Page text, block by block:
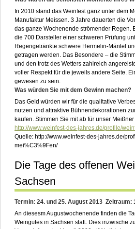
In 2010 stand das Weinfest ganz unter dem
Manufaktur Meissen. 3 Jahre dauerten die
das ganze Wochenende strömender Regen.
die 700 Darsteller einer schweren Prüfung
Regengetränkte schwere Hermelin-Mäntel
getragen werden. Das Besondere – die
und den trotz des Wetters zahlreich
voller Respekt für die jeweils andere Seite.
gewesen zu sein.
Was würden Sie mit dem Gewinn machen?
Das Geld würden wir für die qualitative
nutzen und attraktive Bühnendekorationen
kaufen. Stimmen Sie mit ab für unser
http://www.weinfest-des-jahres.de/profile/
Quelle: http://www.weinfest-des-jahres.de/
mei%C3%9Fen/
Die Tage des offenen
Sachsen
Termin: 24. und 25. August 2013 Zeitraum:
An diesesm Augustwochenende finden die
Weingutes in Sachsen statt. Dies inzwische